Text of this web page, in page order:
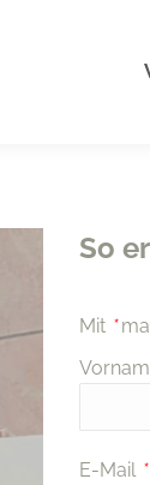
So
Mit *
E-Mail *